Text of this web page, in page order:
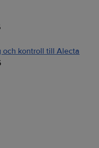
och kontroll till Alecta